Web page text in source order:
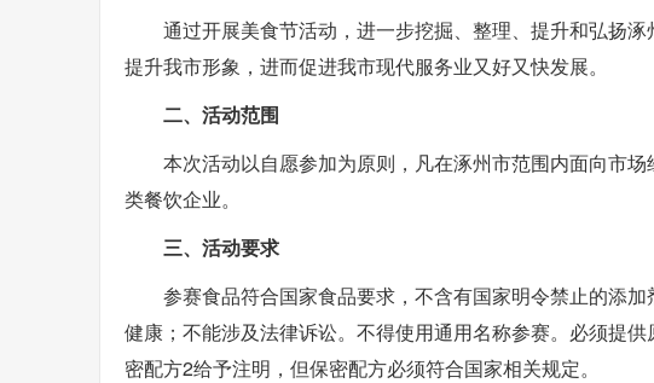
通过开展美食节活动，进一步挖掘、整理、提升和弘扬
提升我市形象，进而促进我市现代服务业又好又快发展。
二、活动范围
本次活动以自愿参加为原则，凡在涿州市范围内面向市
类餐饮企业。
三、活动要求
参赛食品符合国家食品要求，不含有国家明令禁止的添
健康；不能涉及法律诉讼。不得使用通用名称参赛。必须提
密配方2给予注明，但保密配方必须符合国家相关规定。